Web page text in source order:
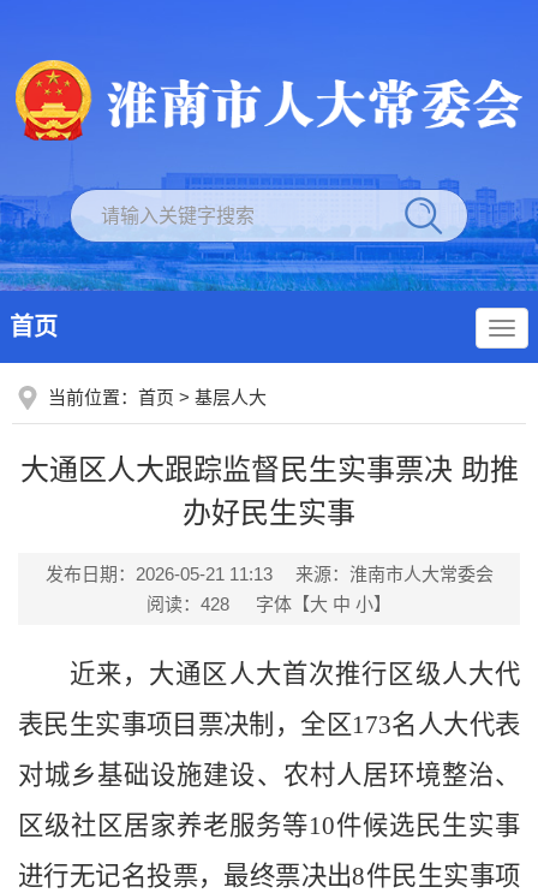
首页
当前位置： 首页 > 基层人大
大通区人大跟踪监督民生实事票决 助推
办好民生实事
发布日期：2026-05-21 11:13
来源：淮南市人大常委会
阅读： 428 字体【大 中 小】
近来，大通区人大首次推行区级人大代
表民生实事项目票决制，全区173名人大代表
对城乡基础设施建设、农村人居环境整治、
区级社区居家养老服务等10件候选民生实事
进行无记名投票，最终票决出8件民生实事项